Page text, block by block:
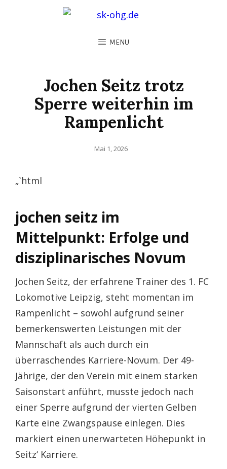
MENU
Jochen Seitz trotz
Sperre weiterhin im
Rampenlicht
Posted
Mai 1, 2026
„`html
jochen seitz im
Mittelpunkt: Erfolge und
disziplinarisches Novum
Jochen Seitz, der erfahrene Trainer des 1. FC
Lokomotive Leipzig, steht momentan im
Rampenlicht – sowohl aufgrund seiner
bemerkenswerten Leistungen mit der
Mannschaft als auch durch ein
überraschendes Karriere-Novum. Der 49-
Jährige, der den Verein mit einem starken
Saisonstart anführt, musste jedoch nach
einer Sperre aufgrund der vierten Gelben
Karte eine Zwangspause einlegen. Dies
markiert einen unerwarteten Höhepunkt in
Seitz‘ Karriere.